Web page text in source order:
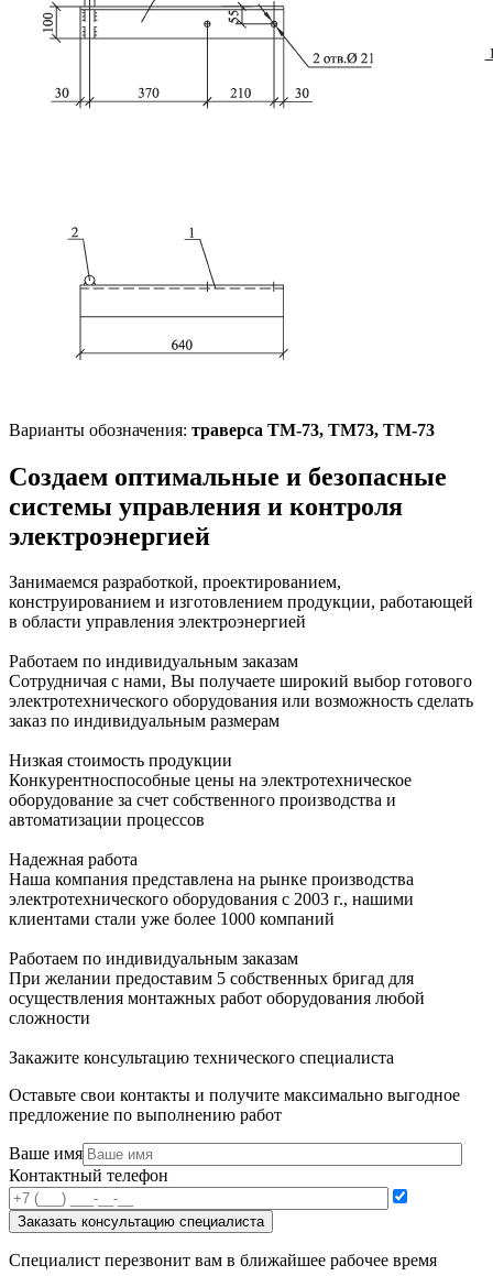
Варианты обозначения: траверса ТМ-73, TМ73, TМ-73
Создаем оптимальные и безопасные
системы управления и контроля
электроэнергией
Занимаемся разработкой, проектированием,
конструированием и изготовлением продукции, работающей
в области управления электроэнергией
Работаем по индивидуальным заказам
Сотрудничая с нами, Вы получаете широкий выбор готового
электротехнического оборудования или возможность сделать
заказ по индивидуальным размерам
Низкая стоимость продукции
Конкурентноспособные цены на электротехническое
оборудование за счет собственного производства и
автоматизации процессов
Надежная работа
Наша компания представлена на рынке производства
электротехнического оборудования с 2003 г., нашими
клиентами стали уже более 1000 компаний
Работаем по индивидуальным заказам
При желании предоставим 5 собственных бригад для
осуществления монтажных работ оборудования любой
сложности
Закажите консультацию технического специалиста
Оставьте свои контакты и получите максимально выгодное
предложение по выполнению работ
Ваше имя
Контактный телефон
Специалист перезвонит вам в ближайшее рабочее время